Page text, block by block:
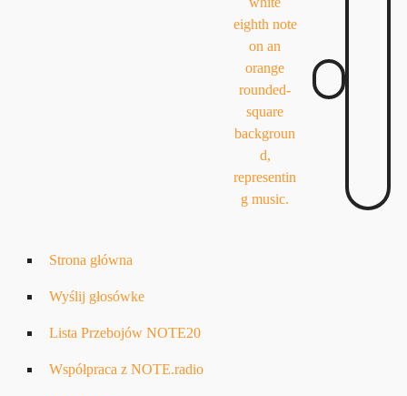
Strona główna
Wyślij głosówke
Lista Przebojów NOTE20
Współpraca z NOTE.radio